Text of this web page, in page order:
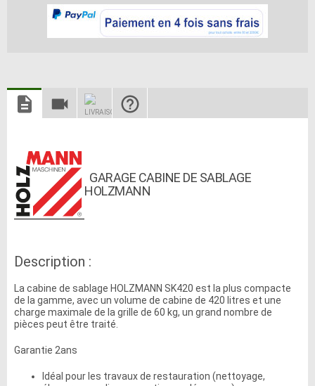
GARAGE CABINE DE SABLAGE
HOLZMANN
Description :
La cabine de sablage HOLZMANN SK420 est la plus compacte
de la gamme, avec un volume de cabine de 420 litres et une
charge maximale de la grille de 60 kg, un grand nombre de
pièces peut être traité.
Garantie 2ans
Idéal pour les travaux de restauration (nettoyage,